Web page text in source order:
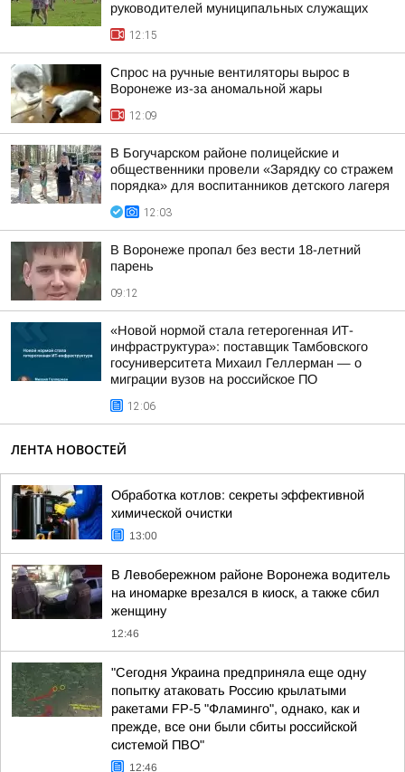
руководителей муниципальных служащих
12:15
Спрос на ручные вентиляторы вырос в
Воронеже из-за аномальной жары
12:09
В Богучарском районе полицейские и
общественники провели «Зарядку со стражем
порядка» для воспитанников детского лагеря
12:03
В Воронеже пропал без вести 18-летний
парень
09:12
«Новой нормой стала гетерогенная ИТ-
инфраструктура»: поставщик Тамбовского
госуниверситета Михаил Геллерман — о
миграции вузов на российское ПО
12:06
ЛЕНТА НОВОСТЕЙ
Обработка котлов: секреты эффективной
химической очистки
13:00
В Левобережном районе Воронежа водитель
на иномарке врезался в киоск, а также сбил
женщину
12:46
"Сегодня Украина предприняла еще одну
попытку атаковать Россию крылатыми
ракетами FP-5 "Фламинго", однако, как и
прежде, все они были сбиты российской
системой ПВО"
12:46